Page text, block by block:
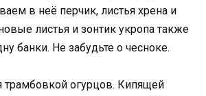
в неё перчик, листья хрена и
листья и зонтик укропа также
банки. Не забудьте о чесноке.
трамбовкой огурцов. Кипящей